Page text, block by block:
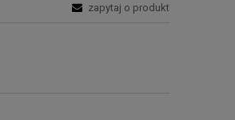
zapytaj o produkt